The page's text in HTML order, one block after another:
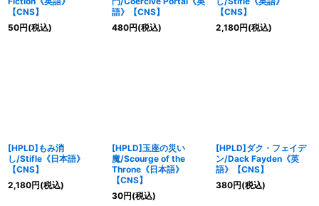
【CNS】
50円(税込)
語》【CNS】
480円(税込)
【CNS】
2,180円(税込)
[HPLD]もみ消
し/Stifle《日本語》
【CNS】
2,180円(税込)
[HPLD]玉座の災い
魔/Scourge of the
Throne《日本語》
【CNS】
30円(税込)
[HPLD]ダク・フェイデ
ン/Dack Fayden《英
語》【CNS】
380円(税込)